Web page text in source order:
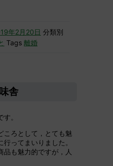
年2月20日 分類別
Tags 離婚
舎
。
ころとして，とても魅
ってまいりました。
品も魅力的ですが，人